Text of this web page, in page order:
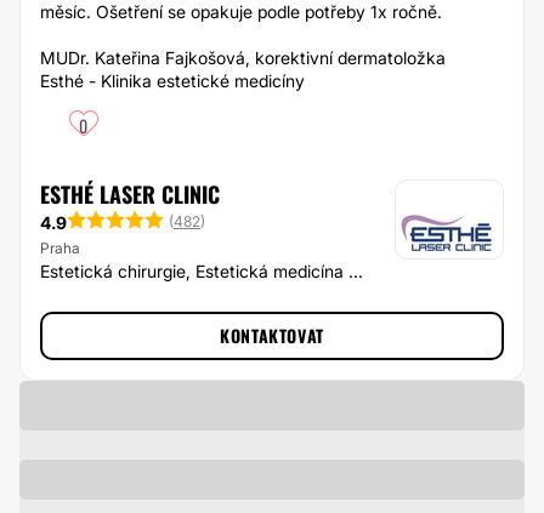
měsíc. Ošetření se opakuje podle potřeby 1x ročně.
MUDr. Kateřina Fajkošová, korektivní dermatoložka
Esthé - Klinika estetické medicíny
0
ESTHÉ LASER CLINIC
4.9 (482)
Praha
Estetická chirurgie, Estetická medicína ...
KONTAKTOVAT